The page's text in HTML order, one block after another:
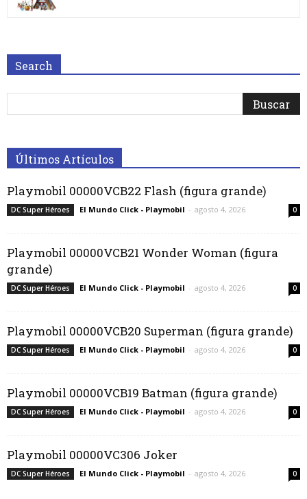
Search
Últimos Artículos
Playmobil 00000VCB22 Flash (figura grande)
DC Super Héroes El Mundo Click - Playmobil - agosto 4, 2026 0
Playmobil 00000VCB21 Wonder Woman (figura
grande)
DC Super Héroes El Mundo Click - Playmobil - agosto 4, 2026 0
Playmobil 00000VCB20 Superman (figura grande)
DC Super Héroes El Mundo Click - Playmobil - agosto 4, 2026 0
Playmobil 00000VCB19 Batman (figura grande)
DC Super Héroes El Mundo Click - Playmobil - agosto 4, 2026 0
Playmobil 00000VC306 Joker
DC Super Héroes El Mundo Click - Playmobil - agosto 4, 2026 0